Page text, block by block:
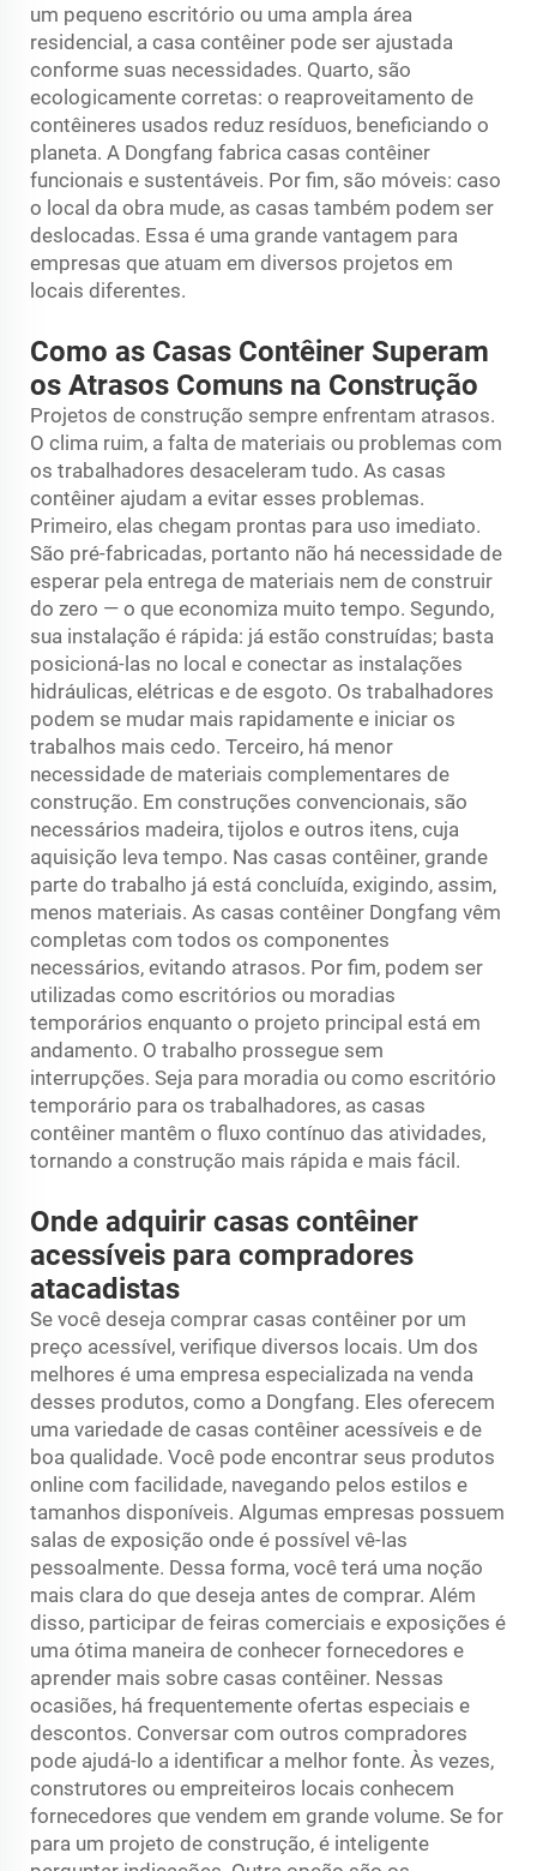
um pequeno escritório ou uma ampla área
residencial, a casa contêiner pode ser ajustada
conforme suas necessidades. Quarto, são
ecologicamente corretas: o reaproveitamento de
contêineres usados reduz resíduos, beneficiando o
planeta. A Dongfang fabrica casas contêiner
funcionais e sustentáveis. Por fim, são móveis: caso
o local da obra mude, as casas também podem ser
deslocadas. Essa é uma grande vantagem para
empresas que atuam em diversos projetos em
locais diferentes.
Como as Casas Contêiner Superam
os Atrasos Comuns na Construção
Projetos de construção sempre enfrentam atrasos.
O clima ruim, a falta de materiais ou problemas com
os trabalhadores desaceleram tudo. As casas
contêiner ajudam a evitar esses problemas.
Primeiro, elas chegam prontas para uso imediato.
São pré-fabricadas, portanto não há necessidade de
esperar pela entrega de materiais nem de construir
do zero — o que economiza muito tempo. Segundo,
sua instalação é rápida: já estão construídas; basta
posicioná-las no local e conectar as instalações
hidráulicas, elétricas e de esgoto. Os trabalhadores
podem se mudar mais rapidamente e iniciar os
trabalhos mais cedo. Terceiro, há menor
necessidade de materiais complementares de
construção. Em construções convencionais, são
necessários madeira, tijolos e outros itens, cuja
aquisição leva tempo. Nas casas contêiner, grande
parte do trabalho já está concluída, exigindo, assim,
menos materiais. As casas contêiner Dongfang vêm
completas com todos os componentes
necessários, evitando atrasos. Por fim, podem ser
utilizadas como escritórios ou moradias
temporários enquanto o projeto principal está em
andamento. O trabalho prossegue sem
interrupções. Seja para moradia ou como escritório
temporário para os trabalhadores, as casas
contêiner mantêm o fluxo contínuo das atividades,
tornando a construção mais rápida e mais fácil.
Onde adquirir casas contêiner
acessíveis para compradores
atacadistas
Se você deseja comprar casas contêiner por um
preço acessível, verifique diversos locais. Um dos
melhores é uma empresa especializada na venda
desses produtos, como a Dongfang. Eles oferecem
uma variedade de casas contêiner acessíveis e de
boa qualidade. Você pode encontrar seus produtos
online com facilidade, navegando pelos estilos e
tamanhos disponíveis. Algumas empresas possuem
salas de exposição onde é possível vê-las
pessoalmente. Dessa forma, você terá uma noção
mais clara do que deseja antes de comprar. Além
disso, participar de feiras comerciais e exposições é
uma ótima maneira de conhecer fornecedores e
aprender mais sobre casas contêiner. Nessas
ocasiões, há frequentemente ofertas especiais e
descontos. Conversar com outros compradores
pode ajudá-lo a identificar a melhor fonte. Às vezes,
construtores ou empreiteiros locais conhecem
fornecedores que vendem em grande volume. Se for
para um projeto de construção, é inteligente